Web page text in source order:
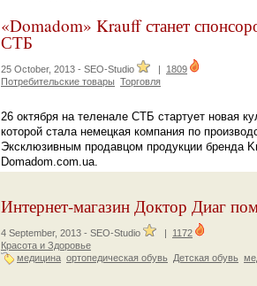
«Domadom» Krauff станет
СТБ
25 October, 2013 - SEO-Studio | 1809
Потребительские товары Торговля
26 октября на теленале СТБ стартует новая
которой стала немецкая компания по
Эксклюзивным продавцом продукции бренда
Domadom.com.ua.
Интернет-магазин Доктор Диаг
4 September, 2013 - SEO-Studio | 1172
Красота и Здоровье
медицина ортопедическая обувь Детская обувь